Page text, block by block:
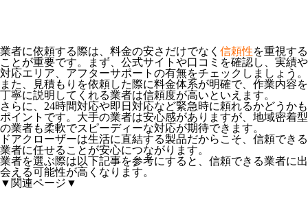
業者に依頼する際は、料金の安さだけでなく 信頼性を重視する
ことが重要です。まず、公式サイトや口コミを確認し、実績や
対応エリア、アフターサポートの有無をチェックしましょう。
また、見積もりを依頼した際に料金体系が明確で、 作業内容を
丁寧に説明してくれる業者は信頼度が高いといえます。
さらに、24時間対応や即日対応など緊急時に頼れるかどうかも
ポイントです。大手の業者は安心感がありますが、地域密着型
の業者も柔軟でスピーディーな対応が期待できます。
ドアクローザーは生活に直結する製品だからこそ、信頼できる
業者に任せることが安心につながります。
業者を選ぶ際は以下記事を参考にすると、信頼できる業者に出
会える可能性が高くなります。
▼関連ページ▼